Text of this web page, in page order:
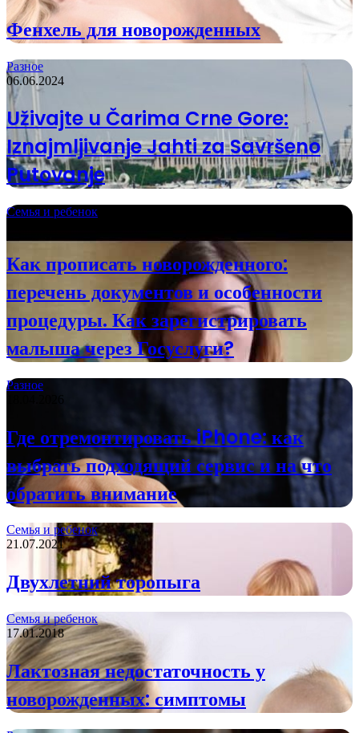
Фенхель для новорожденных
Разное
06.06.2024
Uživajte u Čarima Crne Gore:
Iznajmljivanje Jahti za Savršeno
Putovanje
Семья и ребенок
Как прописать новорожденного:
перечень документов и особенности
процедуры. Как зарегистрировать
малыша через Госуслуги?
Разное
18.04.2026
Где отремонтировать iPhone: как
выбрать подходящий сервис и на что
обратить внимание
Семья и ребенок
21.07.2021
Двухлетний торопыга
Семья и ребенок
17.01.2018
Лактозная недостаточность у
новорожденных: симптомы